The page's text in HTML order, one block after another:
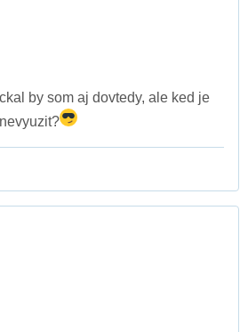
by som aj dovtedy, ale ked je